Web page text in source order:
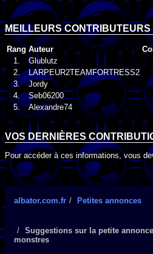
MEILLEURS CONTRIBUTEURS
Rang Auteur
1.
Glublutz
2.
LARPEUR2TEAMFORTRESS2
3.
Jordy
4.
Seb06200
5.
Alexandre74
VOS DERNIÈRES
Pour accéder à ces informations, vous
albator.com.fr Petites annonces
Suggestions sur la petite
monstres